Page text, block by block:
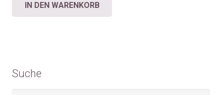
IN DEN WARENKORB
Suche